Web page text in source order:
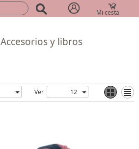
Mi cesta
Accesorios y libros
Ver